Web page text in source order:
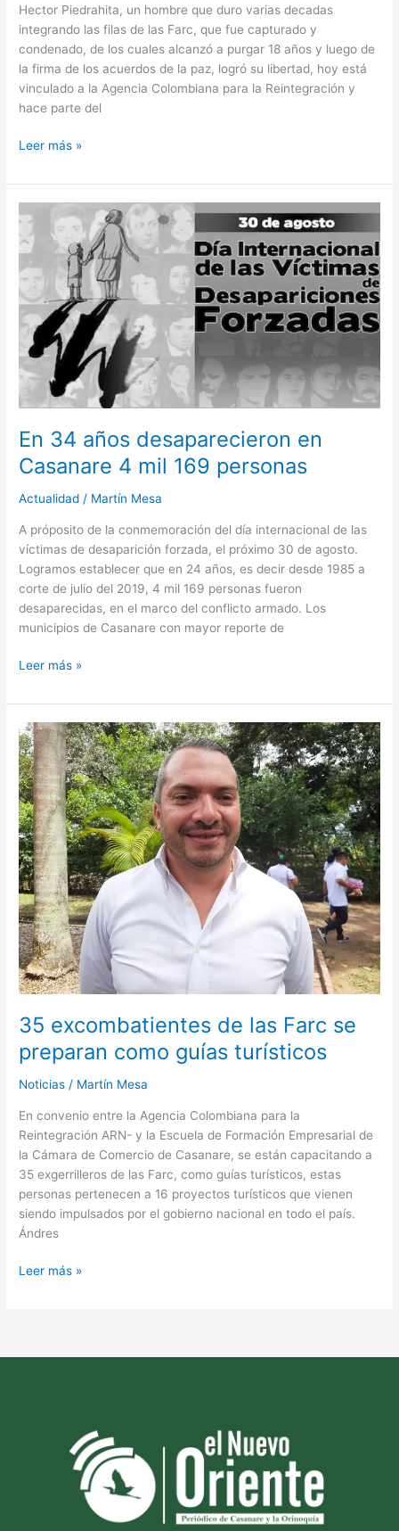
Hector Piedrahita, un hombre que duro varias decadas
integrando las filas de las Farc, que fue capturado y
condenado, de los cuales alcanzó a purgar 18 años y luego de
la firma de los acuerdos de la paz, logró su libertad, hoy está
vinculado a la Agencia Colombiana para la Reintegración y
hace parte del
Leer más »
En 34 años desaparecieron en
Casanare 4 mil 169 personas
Actualidad / Martín Mesa
A próposito de la conmemoración del día internacional de las
víctimas de desaparición forzada, el próximo 30 de agosto.
Logramos establecer que en 24 años, es decir desde 1985 a
corte de julio del 2019, 4 mil 169 personas fueron
desaparecidas, en el marco del conflicto armado. Los
municipios de Casanare con mayor reporte de
34
años
desaparecieron
en
Casanare
4
mil
169
personas
Leer más »
35 excombatientes de las Farc se
preparan como guías turísticos
Noticias / Martín Mesa
En convenio entre la Agencia Colombiana para la
Reintegración ARN- y la Escuela de Formación Empresarial de
la Cámara de Comercio de Casanare, se están capacitando a
35 exgerrilleros de las Farc, como guías turísticos, estas
personas pertenecen a 16 proyectos turísticos que vienen
siendo impulsados por el gobierno nacional en todo el país.
Ándres
35
excombatientes
de
las
Farc
se
preparan
como
guías
turísticos
Leer más »